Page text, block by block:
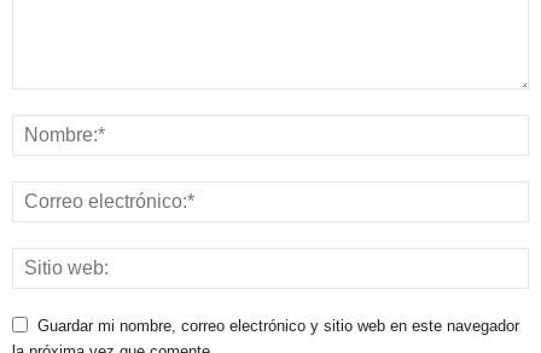
Guardar mi nombre, correo electrónico y sitio web en este navegador